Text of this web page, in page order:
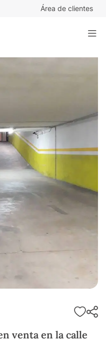
Área de clientes
venta en la calle